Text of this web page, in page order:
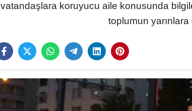
vatandaşlara koruyucu aile konusunda
toplumun